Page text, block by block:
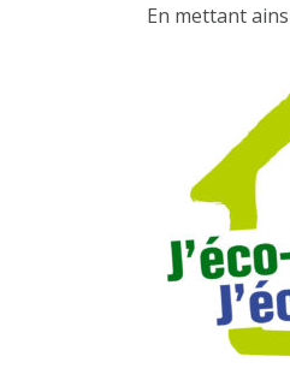
En mettant